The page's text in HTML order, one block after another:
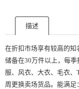
描述
在折扣市场享有较高的
储备在30万件以上，每
服、风衣、大衣、毛衣
周更换卖场货品。能满